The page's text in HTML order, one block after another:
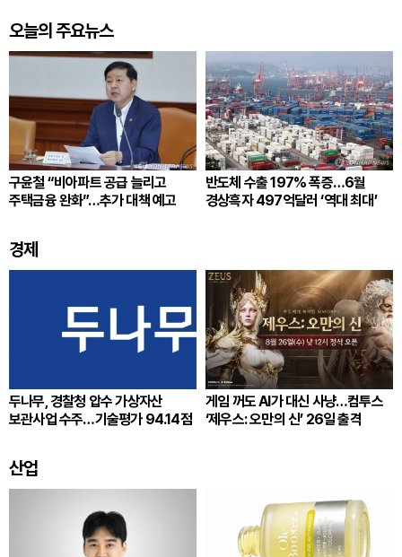
오늘의 주요뉴스
구윤철 “비아파트 공급 늘리고
주택금융 완화”…추가 대책 예고
반도체 수출 197% 폭증…6월
경상흑자 497억달러 ‘역대 최대’
경제
두나무, 경찰청 압수 가상자산
보관사업 수주…기술평가 94.14점
게임 꺼도 AI가 대신 사냥…컴투스
‘제우스: 오만의 신’ 26일 출격
산업